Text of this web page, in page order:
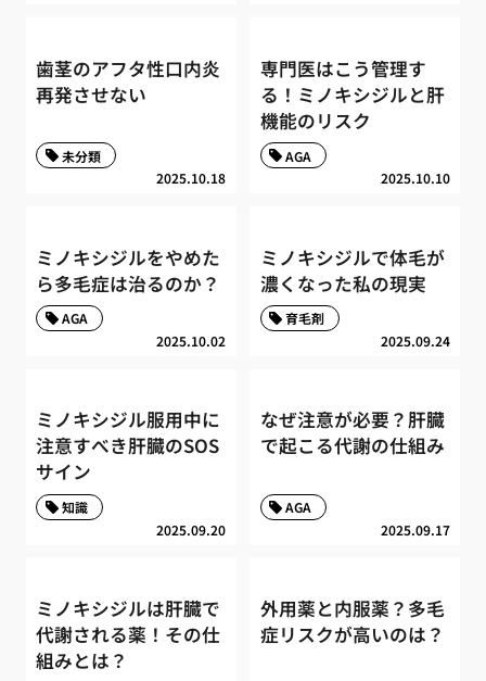
歯茎のアフタ性口内炎
再発させない
2025.10.18
未分類
専門医はこう管理す
る！ミノキシジルと肝
機能のリスク
2025.10.10
AGA
ミノキシジルをやめた
ら多毛症は治るのか？
2025.10.02
AGA
ミノキシジルで体毛が
濃くなった私の現実
2025.09.24
育毛剤
ミノキシジル服用中に
注意すべき肝臓のSOS
サイン
2025.09.20
知識
なぜ注意が必要？肝臓
で起こる代謝の仕組み
2025.09.17
AGA
ミノキシジルは肝臓で
代謝される薬！その仕
組みとは？
外用薬と内服薬？多毛
症リスクが高いのは？